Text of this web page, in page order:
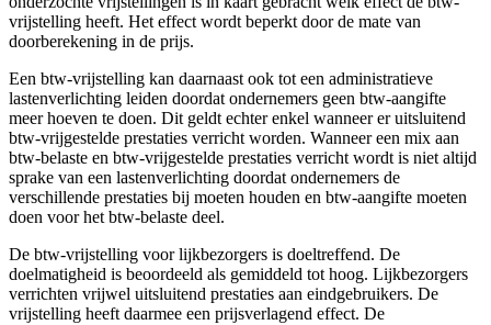
vrijstelling heeft. Het effect wordt beperkt door de mate van
doorberekening in de prijs.
Een btw-vrijstelling kan daarnaast ook tot een administratieve
lastenverlichting leiden doordat ondernemers geen btw-aangifte
meer hoeven te doen. Dit geldt echter enkel wanneer er uitsluitend
btw-vrijgestelde prestaties verricht worden. Wanneer een mix aan
btw-belaste en btw-vrijgestelde prestaties verricht wordt is niet altijd
sprake van een lastenverlichting doordat ondernemers de
verschillende prestaties bij moeten houden en btw-aangifte moeten
doen voor het btw-belaste deel.
De btw-vrijstelling voor lijkbezorgers is doeltreffend. De
doelmatigheid is beoordeeld als gemiddeld tot hoog. Lijkbezorgers
verrichten vrijwel uitsluitend prestaties aan eindgebruikers. De
vrijstelling heeft daarmee een prijsverlagend effect. De